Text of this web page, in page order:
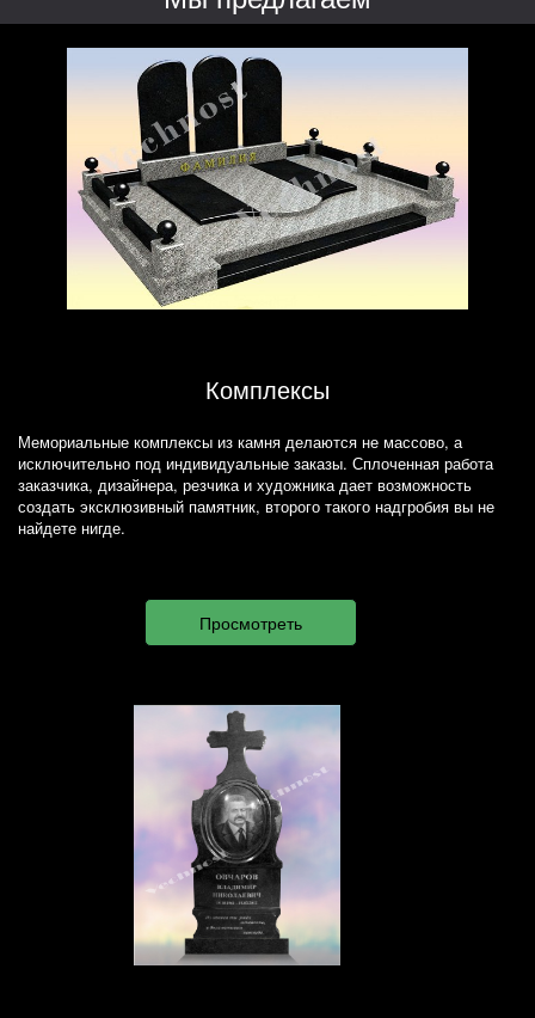
Комплексы
Мемориальные комплексы из камня делаются не массово, а
исключительно под индивидуальные заказы. Сплоченная работа
заказчика, дизайнера, резчика и художника дает возможность
создать эксклюзивный памятник, второго такого надгробия вы не
найдете нигде.